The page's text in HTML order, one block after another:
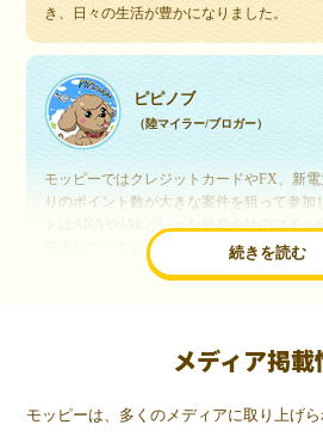
き、日々の生活が豊かになりました。
続きを読む
ピピノブ
（陸マイラー/ブロガー）
モッピーではクレジットカードやFX、新
りのポイント数が大きな案件を狙って参加
交換しています。このようにすることで、
行や海外旅行を実現しています。モッピー
いつものネットショッピ
（20代・女性）
メディア掲載
モッピーは、多くのメディアに取り上げら